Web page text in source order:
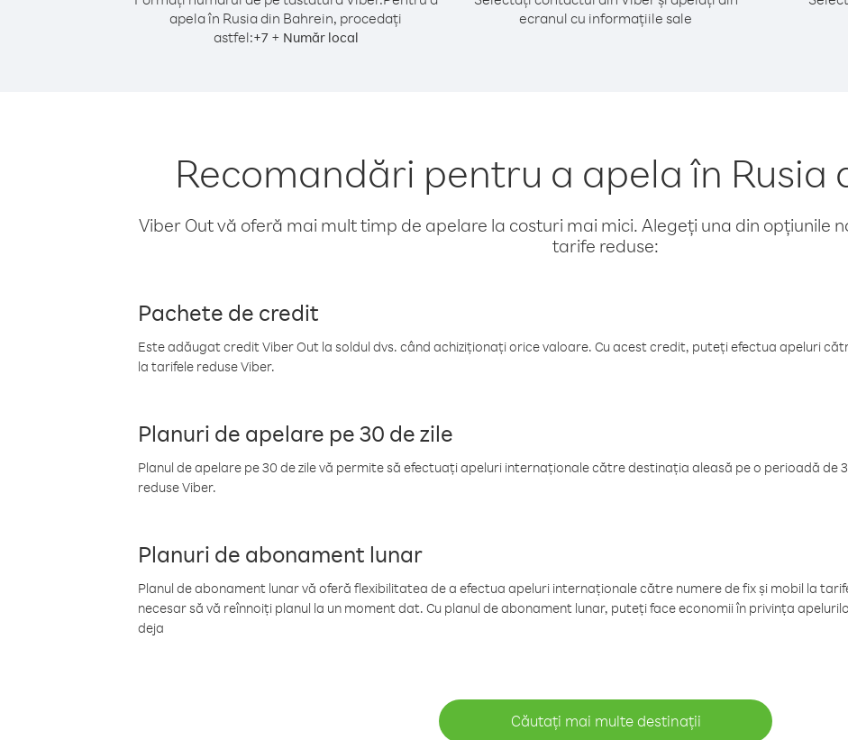
apela în Rusia din Bahrein, procedați
astfel:+7+ Număr local
ecranul cu informațiile sale
Recomandări pentru a apela în Rusia
Viber Out vă oferă mai mult timp de apelare la costuri mai mici. Alegeți una din opțiunile
tarife reduse:
Pachete de credit
Este adăugat credit Viber Out la soldul dvs. când achiziționați orice valoare. Cu acest credit, puteți efectua apeluri
la tarifele reduse Viber.
Planuri de apelare pe 30 de zile
Planul de apelare pe 30 de zile vă permite să efectuați apeluri internaționale către destinația aleasă pe o perioadă de
reduse Viber.
Planuri de abonament lunar
Planul de abonament lunar vă oferă flexibilitatea de a efectua apeluri internaționale către numere de fix și mobil la
necesar să vă reînnoiți planul la un moment dat. Cu planul de abonament lunar, puteți face economii în privința
deja
Căutați mai multe destinații